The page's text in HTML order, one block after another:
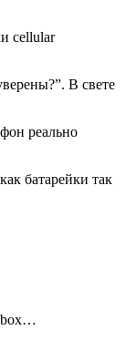
cellular
В свете
реально
батарейки так